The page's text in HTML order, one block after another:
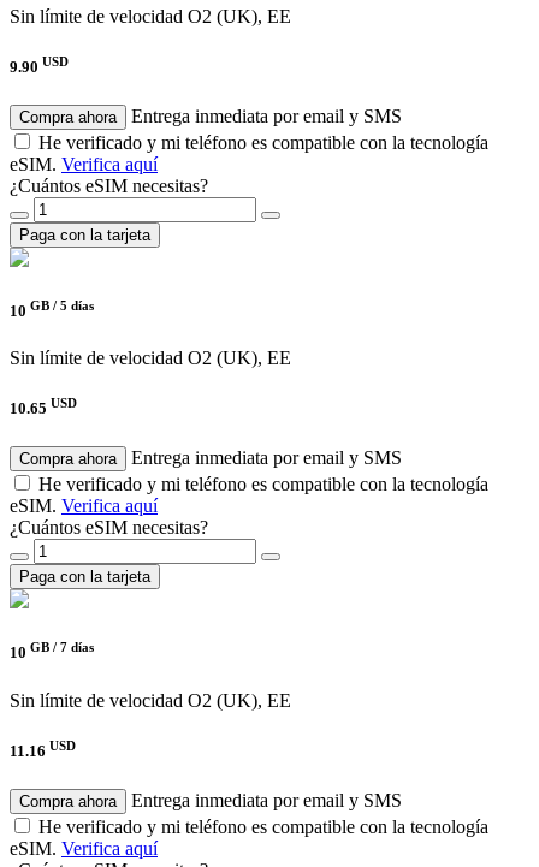
Sin límite de velocidad O2 (UK), EE
9.90 USD
Compra ahora
Entrega inmediata por email y SMS
He verificado y mi teléfono es compatible con la tecnología
eSIM. Verifica aquí
¿Cuántos eSIM necesitas?
Paga con la tarjeta
10 GB / 5 días
Sin límite de velocidad O2 (UK), EE
10.65 USD
Compra ahora
Entrega inmediata por email y SMS
He verificado y mi teléfono es compatible con la tecnología
eSIM. Verifica aquí
¿Cuántos eSIM necesitas?
Paga con la tarjeta
10 GB / 7 días
Sin límite de velocidad O2 (UK), EE
11.16 USD
Compra ahora
Entrega inmediata por email y SMS
He verificado y mi teléfono es compatible con la tecnología
eSIM. Verifica aquí